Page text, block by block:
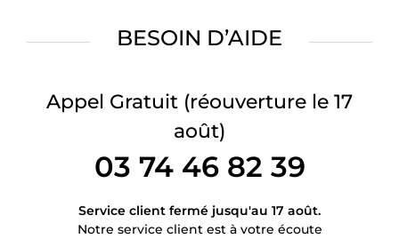
BESOIN D’AIDE
Appel Gratuit (réouverture le 17
août)
03 74 46 82 39
Service client fermé jusqu'au 17 août.
Notre service client est à votre écoute